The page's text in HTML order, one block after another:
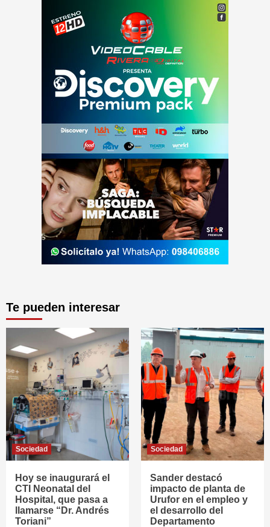
Te pueden interesar
Sociedad
Hoy se inaugurará el
CTI Neonatal del
Hospital, que pasa a
llamarse “Dr. Andrés
Toriani”
Sociedad
Sander destacó
impacto de planta de
Urufor en el empleo y
el desarrollo del
Departamento